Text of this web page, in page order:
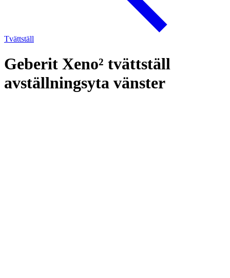
Tvättställ
Geberit Xeno² tvättställ
avställningsyta vänster